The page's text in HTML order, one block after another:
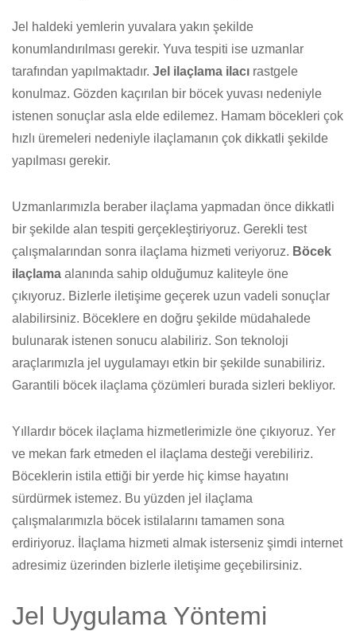
Jel haldeki yemlerin yuvalara yakın şekilde
konumlandırılması gerekir. Yuva tespiti ise uzmanlar
tarafından yapılmaktadır. Jel ilaçlama ilacı rastgele
konulmaz. Gözden kaçırılan bir böcek yuvası nedeniyle
istenen sonuçlar asla elde edilemez. Hamam böcekleri çok
hızlı üremeleri nedeniyle ilaçlamanın çok dikkatli şekilde
yapılması gerekir.
Uzmanlarımızla beraber ilaçlama yapmadan önce dikkatli
bir şekilde alan tespiti gerçekleştiriyoruz. Gerekli test
çalışmalarından sonra ilaçlama hizmeti veriyoruz. Böcek
ilaçlama alanında sahip olduğumuz kaliteyle öne
çıkıyoruz. Bizlerle iletişime geçerek uzun vadeli sonuçlar
alabilirsiniz. Böceklere en doğru şekilde müdahalede
bulunarak istenen sonucu alabiliriz. Son teknoloji
araçlarımızla jel uygulamayı etkin bir şekilde sunabiliriz.
Garantili böcek ilaçlama çözümleri burada sizleri bekliyor.
Yıllardır böcek ilaçlama hizmetlerimizle öne çıkıyoruz. Yer
ve mekan fark etmeden el ilaçlama desteği verebiliriz.
Böceklerin istila ettiği bir yerde hiç kimse hayatını
sürdürmek istemez. Bu yüzden jel ilaçlama
çalışmalarımızla böcek istilalarını tamamen sona
erdiriyoruz. İlaçlama hizmeti almak isterseniz şimdi internet
adresimiz üzerinden bizlerle iletişime geçebilirsiniz.
Jel Uygulama Yöntemi